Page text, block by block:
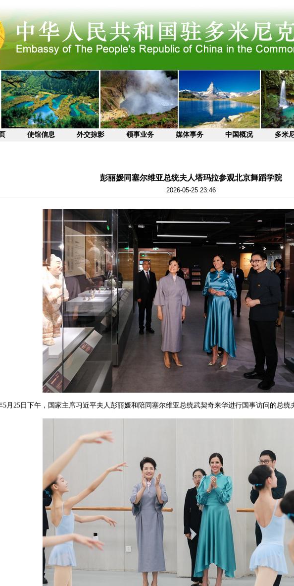
使馆信息 外交掠影 领事业务 媒体事务 中国概况 多米
彭丽媛同塞尔维亚总统夫人塔玛拉参观北京舞蹈学院
2026-05-25 23:46
5月25日下午，国家主席习近平夫人彭丽媛和陪同塞尔维亚总统武契奇来华进行国事访问的总统